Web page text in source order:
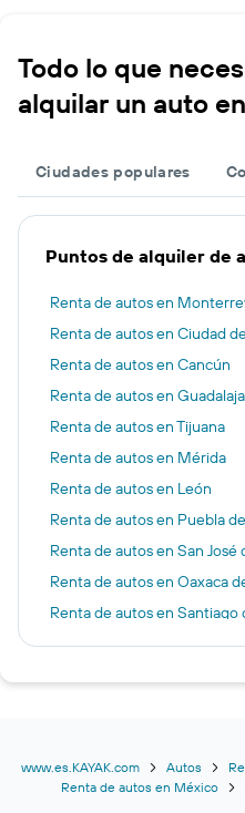
Todo lo que
alquilar un auto
Ciudades populares
Puntos de alquiler de
Renta de autos en
Renta de autos en Ciudad
Renta de autos en Cancún
Renta de autos en
Renta de autos en Tijuana
Renta de autos en Mérida
Renta de autos en León
Renta de autos en Puebla
Renta de autos en San José
Renta de autos en Oaxaca
Renta de autos en
Renta de autos en Pto
Renta de autos en Victoria
Renta de autos en Tulum
www.es.KAYAK.com Autos
Renta de autos en México